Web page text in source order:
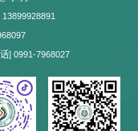
] 0991-7968027